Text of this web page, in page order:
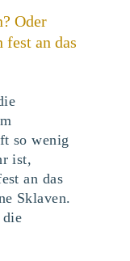
Oder
an das
so wenig
ist,
an das
Sklaven.